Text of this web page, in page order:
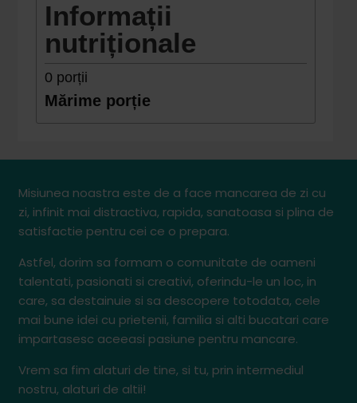
Informații
nutriționale
0 porții
Mărime porție
Misiunea noastra este de a face mancarea de zi cu
zi, infinit mai distractiva, rapida, sanatoasa si plina de
satisfactie pentru cei ce o prepara.
Astfel, dorim sa formam o comunitate de oameni
talentati, pasionati si creativi, oferindu-le un loc, in
care, sa destainuie si sa descopere totodata, cele
mai bune idei cu prietenii, familia si alti bucatari care
impartasesc aceeasi pasiune pentru mancare.
Vrem sa fim alaturi de tine, si tu, prin intermediul
nostru, alaturi de altii!